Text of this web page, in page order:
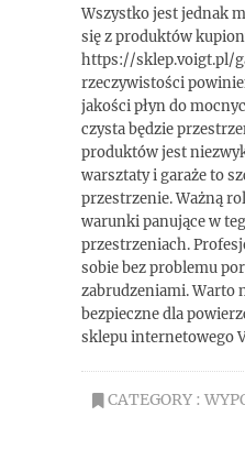
Wszystko jest jednak
się z produktów
https://sklep.voigt.pl/
rzeczywistości
jakości płyn do
czysta będzie
produktów jest
warsztaty i garaże to
przestrzenie. Ważną
warunki panujące w
przestrzeniach.
sobie bez problemu
zabrudzeniami. Warto
bezpieczne dla
sklepu internetowego
CATEGORY :